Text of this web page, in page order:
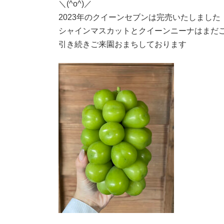
:
＼(^o^)／
2023年のクイーンセブンは完売いたしました
シャインマスカットとクイーンニーナはまだ
引き続きご来園おまちしております